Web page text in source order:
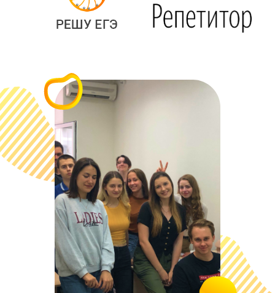
пользуются крупнейшие сайты